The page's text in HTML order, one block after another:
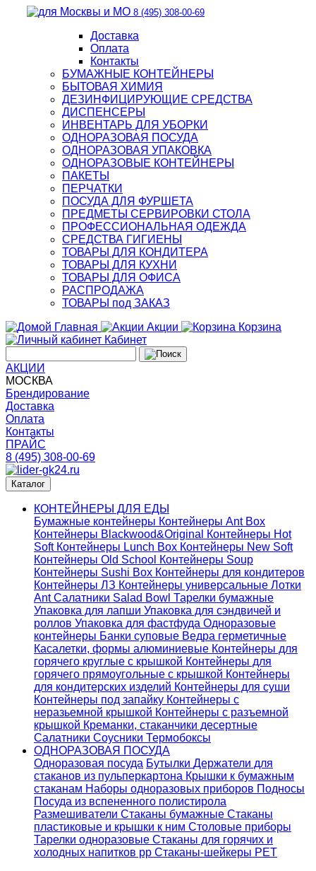
8 (495) 308-00-69
Доставка
Оплата
Контакты
БУМАЖНЫЕ КОНТЕЙНЕРЫ
БЫТОВАЯ ХИМИЯ
ДЕЗИНФИЦИРУЮЩИЕ СРЕДСТВА
ДИСПЕНСЕРЫ
ИНВЕНТАРЬ ДЛЯ УБОРКИ
ОДНОРАЗОВАЯ ПОСУДА
ОДНОРАЗОВАЯ УПАКОВКА
ОДНОРАЗОВЫЕ КОНТЕЙНЕРЫ
ПАКЕТЫ
ПЕРЧАТКИ
ПОСУДА ДЛЯ ФУРШЕТА
ПРЕДМЕТЫ СЕРВИРОВКИ СТОЛА
ПРОФЕССИОНАЛЬНАЯ ОДЕЖДА
СРЕДСТВА ГИГИЕНЫ
ТОВАРЫ ДЛЯ КОНДИТЕРА
ТОВАРЫ ДЛЯ КУХНИ
ТОВАРЫ ДЛЯ ОФИСА
РАСПРОДАЖА
ТОВАРЫ под ЗАКАЗ
Главная
Акции
Корзина
Кабинет
АКЦИИ
МОСКВА
Брендирование
Доставка
Оплата
Контакты
ПРАЙС
8 (495) 308-00-69
Каталог
КОНТЕЙНЕРЫ ДЛЯ ЕДЫ
Бумажные контейнеры Контейнеры Ant Box
Контейнеры Blackwood&Original
Контейнеры Hot
Soft Контейнеры Lunch Box Контейнеры New Soft
Контейнеры Old School Контейнеры Soup
Контейнеры Sushi Box Контейнеры для кондитеров
Контейнеры ЛЗ Контейнеры универсальные Лотки
AntСалатники Salad Bowl Тарелки бумажные
Упаковка для лапши Упаковка для сэндвичей и
роллов Упаковка для фастфуда Одноразовые
контейнеры Банки суповые Ведра герметичные
Касалетки, формы алюминиевые Контейнеры для
горячего круглые с крышкой Контейнеры для
горячего прямоугольные с крышкой Контейнеры
для кондитерских изделий Контейнеры для суши
Контейнеры под запайку Контейнеры с
неразьемной крышкой Контейнеры с разъемной
крышкой Креманки, стаканчики десертные
Салатники Соусники Термобоксы
ОДНОРАЗОВАЯ ПОСУДА
Одноразовая посуда Бутылки Держатели для
стаканов из пульперкартона Крышки к бумажным
стаканам Наборы одноразовых приборов Подносы
Посуда из вспененного полистирола
Размешиватели Стаканы бумажные Стаканы
пластиковые и крышки к ним Столовые приборы
Тарелки одноразовые Стаканы для горячих и
холодных напитков pp Стаканы-шейкеры PET